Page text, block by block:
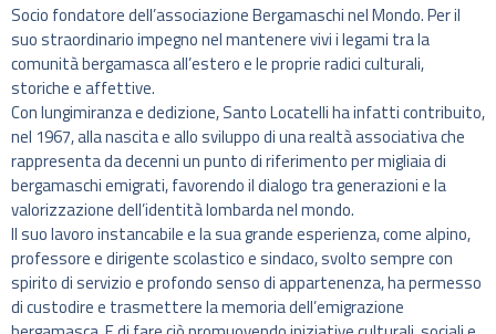
Socio fondatore dell’associazione Bergamaschi nel Mondo. Per il
suo straordinario impegno nel mantenere vivi i legami tra la
comunità bergamasca all’estero e le proprie radici culturali,
storiche e affettive.
Con lungimiranza e dedizione, Santo Locatelli ha infatti contribuito,
nel 1967, alla nascita e allo sviluppo di una realtà associativa che
rappresenta da decenni un punto di riferimento per migliaia di
bergamaschi emigrati, favorendo il dialogo tra generazioni e la
valorizzazione dell’identità lombarda nel mondo.
Il suo lavoro instancabile e la sua grande esperienza, come alpino,
professore e dirigente scolastico e sindaco, svolto sempre con
spirito di servizio e profondo senso di appartenenza, ha permesso
di custodire e trasmettere la memoria dell’emigrazione